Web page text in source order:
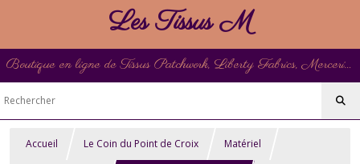
Les Tissus M
Boutique en ligne de Tissus Patchwork, Liberty Fabrics, Mercerie et Matériel de Point de Croix
Accueil Le Coin du Point de Croix Matériel